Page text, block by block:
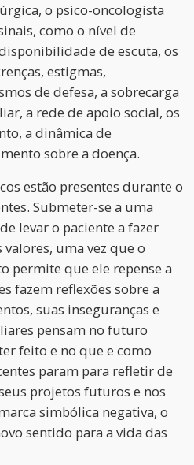
o psico-oncologista
como o nível de
de escuta, os
estigmas,
de defesa, a sobrecarga
a rede de apoio social, os
a dinâmica de
sobre a doença.
estão presentes durante o
Submeter-se a uma
levar o paciente a fazer
uma vez que o
permite que ele repense a
fazem reflexões sobre a
suas inseguranças e
pensam no futuro
feito e no que e como
param para refletir de
projetos futuros e nos
simbólica negativa, o
sentido para a vida das